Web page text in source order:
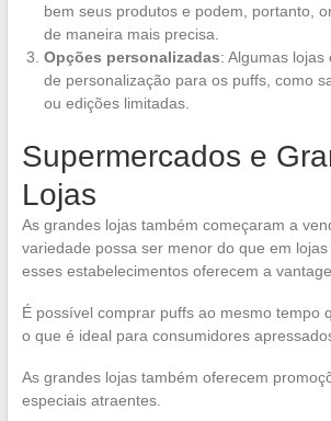
bem seus produtos e podem, portanto,
de maneira mais precisa.
Opções personalizadas: Algumas
de personalização para os puffs, como
ou edições limitadas.
Supermercados e
Lojas
As grandes lojas também começaram a
variedade possa ser menor do que em lojas
esses estabelecimentos oferecem a
É possível comprar puffs ao mesmo tempo
o que é ideal para consumidores
As grandes lojas também oferecem
especiais atraentes.